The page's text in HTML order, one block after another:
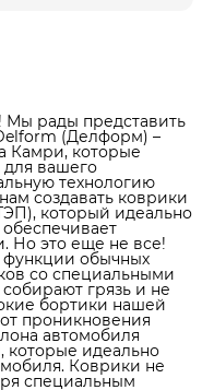
Мы рады представить
(Делформ) –
Камри, которые
для вашего
технологию
создавать коврики
который идеально
Но это еще не все!
функции обычных
со специальными
грязь и не
бортики нашей
проникновения
автомобиля
которые идеально
Коврики не
специальным